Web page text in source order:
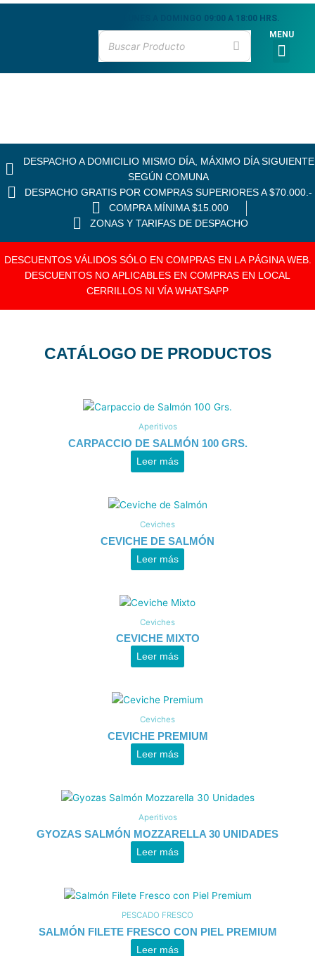
Ir
LUNES A DOMINGO 09:00 A 18:00 HRS.
MENU
DESPACHO A DOMICILIO MISMO DÍA, MÁXIMO DÍA SIGUIENTE
SEGÚN COMUNA
DESPACHO GRATIS POR COMPRAS SUPERIORES A $70.000.-
COMPRA MÍNIMA $15.000
ZONAS Y TARIFAS DE DESPACHO
DESCUENTOS VÁLIDOS SÓLO EN COMPRAS EN LA PÁGINA WEB.
DESCUENTOS NO APLICABLES EN COMPRAS EN LOCAL
CERRILLOS NI VÍA WHATSAPP
CATÁLOGO DE PRODUCTOS
Aperitivos
CARPACCIO DE SALMÓN 100 GRS.
Leer más
Ceviches
CEVICHE DE SALMÓN
Leer más
Ceviches
CEVICHE MIXTO
Leer más
Ceviches
CEVICHE PREMIUM
Leer más
Aperitivos
GYOZAS SALMÓN MOZZARELLA 30 UNIDADES
Leer más
PESCADO FRESCO
SALMÓN FILETE FRESCO CON PIEL PREMIUM
Leer más